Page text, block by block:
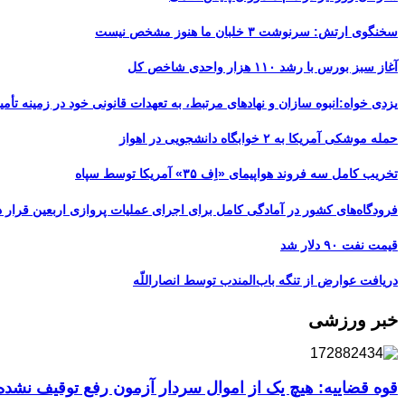
سخنگوی ارتش: سرنوشت ۳ خلبان ما هنوز مشخص نیست
آغاز سبز بورس با رشد ۱۱۰ هزار واحدی شاخص کل
یزدی خواه:انبوه سازان و نهادهای مرتبط، به تعهدات قانونی خود در زمینه
حمله موشکی آمریکا به ۲ خوابگاه دانشجویی در اهواز
تخریب کامل سه فروند هواپیمای «اِف ۳۵» آمریکا توسط سپاه
فرودگاه‌های کشور در آمادگی کامل برای اجرای عملیات پروازی اربعین قرار
قیمت نفت ۹۰ دلار شد
دریافت عوارض از تنگه باب‌المندب توسط انصاراللّه
خبر ورزشی
قوه قضاییه: هیچ یک از اموال سردار آزمون رفع توقیف